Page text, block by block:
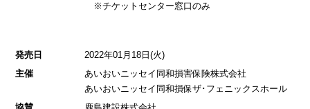
※チケットセンター窓口のみ
発売日
2022年01月18日(火)
主催
あいおいニッセイ同和損害保険株式会社
あいおいニッセイ同和損保ザ･フェニックスホール